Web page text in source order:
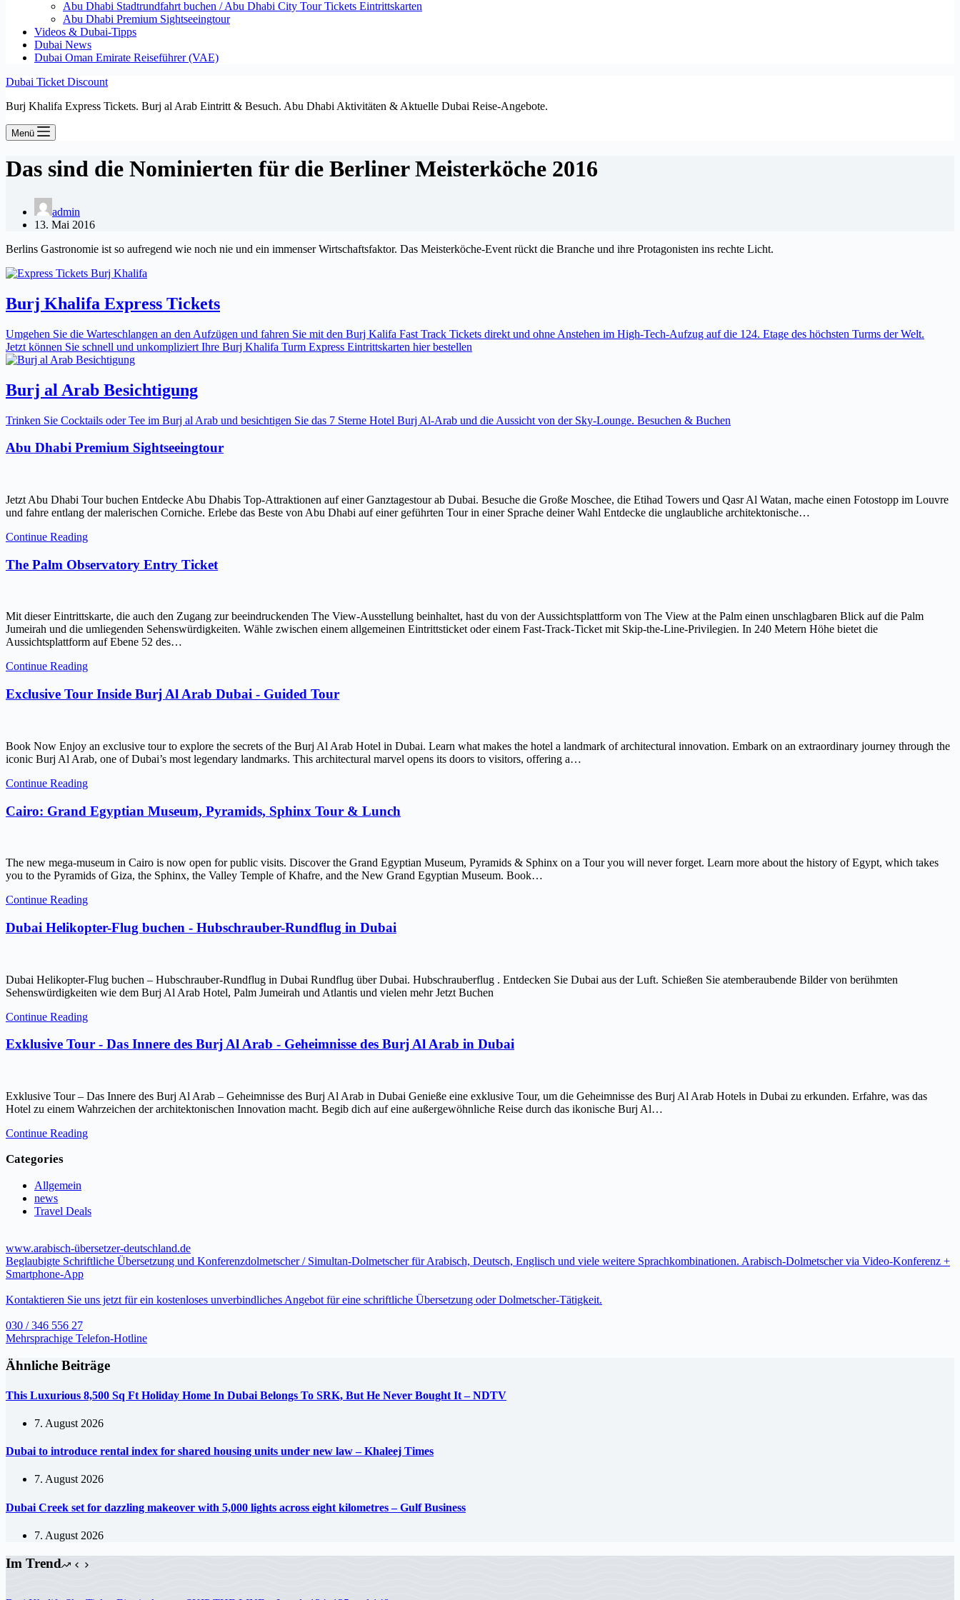
Abu Dhabi Stadtrundfahrt buchen / Abu Dhabi City Tour Tickets Eintrittskarten
Abu Dhabi Premium Sightseeingtour
Videos & Dubai-Tipps
Dubai News
Dubai Oman Emirate Reiseführer (VAE)
Dubai Ticket Discount
Burj Khalifa Express Tickets. Burj al Arab Eintritt & Besuch. Abu Dhabi Aktivitäten & Aktuelle Dubai Reise-Angebote.
Menü
Das sind die Nominierten für die Berliner Meisterköche 2016
admin
13. Mai 2016
Berlins Gastronomie ist so aufregend wie noch nie und ein immenser Wirtschaftsfaktor. Das Meisterköche-Event rückt die Branche und ihre Protagonisten ins rechte Licht.
Burj Khalifa Express Tickets
Umgehen Sie die Warteschlangen an den Aufzügen und fahren Sie mit den Burj Kalifa Fast Track Tickets direkt und ohne Anstehen im High-Tech-Aufzug auf die 124. Etage des höchsten Turms der Welt.
Jetzt können Sie schnell und unkompliziert Ihre Burj Khalifa Turm Express Eintrittskarten hier bestellen
Burj al Arab Besichtigung
Trinken Sie Cocktails oder Tee im Burj al Arab und besichtigen Sie das 7 Sterne Hotel Burj Al-Arab und die Aussicht von der Sky-Lounge. Besuchen & Buchen
Abu Dhabi Premium Sightseeingtour
Jetzt Abu Dhabi Tour buchen Entdecke Abu Dhabis Top-Attraktionen auf einer Ganztagestour ab Dubai. Besuche die Große Moschee, die Etihad Towers und Qasr Al Watan, mache einen Fotostopp im Louvre
und fahre entlang der malerischen Corniche. Erlebe das Beste von Abu Dhabi auf einer geführten Tour in einer Sprache deiner Wahl Entdecke die unglaubliche architektonische…
Continue Reading
The Palm Observatory Entry Ticket
Mit dieser Eintrittskarte, die auch den Zugang zur beeindruckenden The View-Ausstellung beinhaltet, hast du von der Aussichtsplattform von The View at the Palm einen unschlagbaren Blick auf die Palm
Jumeirah und die umliegenden Sehenswürdigkeiten. Wähle zwischen einem allgemeinen Eintrittsticket oder einem Fast-Track-Ticket mit Skip-the-Line-Privilegien. In 240 Metern Höhe bietet die
Aussichtsplattform auf Ebene 52 des…
Continue Reading
Exclusive Tour Inside Burj Al Arab Dubai - Guided Tour
Book Now Enjoy an exclusive tour to explore the secrets of the Burj Al Arab Hotel in Dubai. Learn what makes the hotel a landmark of architectural innovation. Embark on an extraordinary journey through the
iconic Burj Al Arab, one of Dubai’s most legendary landmarks. This architectural marvel opens its doors to visitors, offering a…
Continue Reading
Cairo: Grand Egyptian Museum, Pyramids, Sphinx Tour & Lunch
The new mega-museum in Cairo is now open for public visits. Discover the Grand Egyptian Museum, Pyramids & Sphinx on a Tour you will never forget. Learn more about the history of Egypt, which takes
you to the Pyramids of Giza, the Sphinx, the Valley Temple of Khafre, and the New Grand Egyptian Museum. Book…
Continue Reading
Dubai Helikopter-Flug buchen - Hubschrauber-Rundflug in Dubai
Dubai Helikopter-Flug buchen – Hubschrauber-Rundflug in Dubai Rundflug über Dubai. Hubschrauberflug . Entdecken Sie Dubai aus der Luft. Schießen Sie atemberaubende Bilder von berühmten
Sehenswürdigkeiten wie dem Burj Al Arab Hotel, Palm Jumeirah und Atlantis und vielen mehr Jetzt Buchen
Continue Reading
Exklusive Tour - Das Innere des Burj Al Arab - Geheimnisse des Burj Al Arab in Dubai
Exklusive Tour – Das Innere des Burj Al Arab – Geheimnisse des Burj Al Arab in Dubai Genieße eine exklusive Tour, um die Geheimnisse des Burj Al Arab Hotels in Dubai zu erkunden. Erfahre, was das
Hotel zu einem Wahrzeichen der architektonischen Innovation macht. Begib dich auf eine außergewöhnliche Reise durch das ikonische Burj Al…
Continue Reading
Categories
Allgemein
news
Travel Deals
www.arabisch-übersetzer-deutschland.de
Beglaubigte Schriftliche Übersetzung und Konferenzdolmetscher / Simultan-Dolmetscher für Arabisch, Deutsch, Englisch und viele weitere Sprachkombinationen. Arabisch-Dolmetscher via Video-Konferenz +
Smartphone-App
Kontaktieren Sie uns jetzt für ein kostenloses unverbindliches Angebot für eine schriftliche Übersetzung oder Dolmetscher-Tätigkeit.
030 / 346 556 27
Mehrsprachige Telefon-Hotline
Ähnliche Beiträge
This Luxurious 8,500 Sq Ft Holiday Home In Dubai Belongs To SRK, But He Never Bought It – NDTV
7. August 2026
Dubai to introduce rental index for shared housing units under new law – Khaleej Times
7. August 2026
Dubai Creek set for dazzling makeover with 5,000 lights across eight kilometres – Gulf Business
7. August 2026
Im Trend